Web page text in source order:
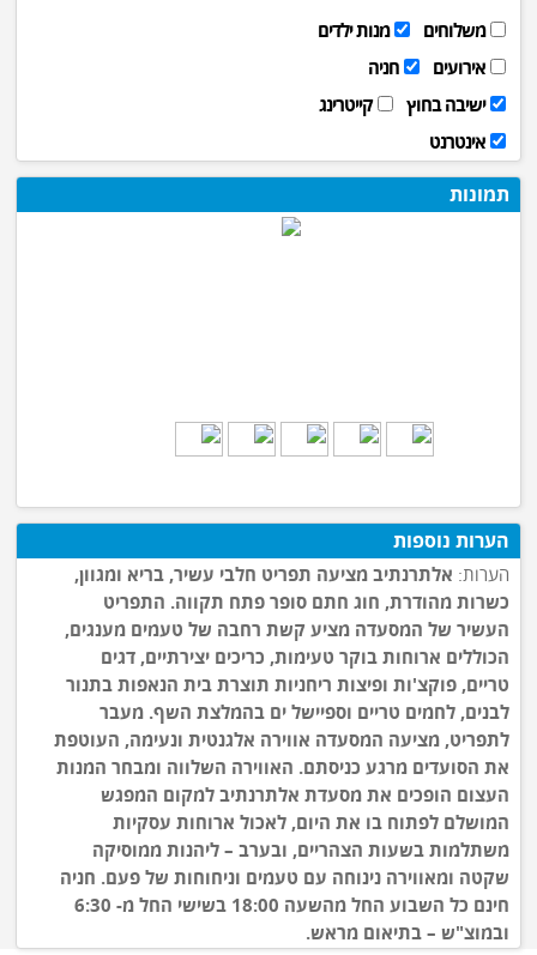
משלוחים
מנות ילדים
אירועים
חניה
ישיבה בחוץ
קייטרינג
אינטרנט
תמונות
הערות נוספות
הערות: אלתרנתיב מציעה תפריט חלבי עשיר, בריא ומגוון,
כשרות מהודרת, חוג חתם סופר פתח תקווה. התפריט
העשיר של המסעדה מציע קשת רחבה של טעמים מענגים,
הכוללים ארוחות בוקר טעימות, כריכים יצירתיים, דגים
טריים, פוקצ'ות ופיצות ריחניות תוצרת בית הנאפות בתנור
לבנים, לחמים טריים וספיישל ים בהמלצת השף. מעבר
לתפריט, מציעה המסעדה אווירה אלגנטית ונעימה, העוטפת
את הסועדים מרגע כניסתם. האווירה השלווה ומבחר המנות
העצום הופכים את מסעדת אלתרנתיב למקום המפגש
המושלם לפתוח בו את היום, לאכול ארוחות עסקיות
משתלמות בשעות הצהריים, ובערב – ליהנות ממוסיקה
שקטה ומאווירה נינוחה עם טעמים וניחוחות של פעם. חניה
חינם כל השבוע החל מהשעה 18:00 בשישי החל מ- 6:30
ובמוצ"ש – בתיאום מראש.